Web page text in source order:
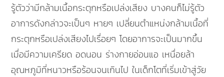
รู้ตัวว่ามีกล้ามเนื้อกระตุกหรือเปล่งเสียง บางคนก็ไม่รู้ตัว
อาการดังกล่าวจะเป็นๆ หายๆ เปลี่ยนตำแหน่งกล้ามเนื้อที่
กระตุกหรือเปล่งเสียงไปเรื่อยๆ โดยอาการจะเป็นมากขึ้น
เมื่อมีความเครียด อดนอน ร่างกายอ่อนแอ เหนื่อยล้า
อุณหภูมิที่หนาวหรือร้อนจนเกินไป ในเด็กโตที่เริ่มเข้าสู่วัย